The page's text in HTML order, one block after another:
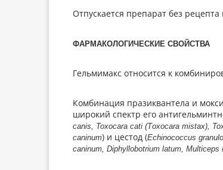
Отпускается препарат без
ФАРМАКОЛОГИЧЕСКИЕ СВОЙСТВА
Гельмимакс относится к
Комбинация празиквантела и
широкий спектр его
саnis, Toxocara cati (Тохосаra mistax),
caninum) и цестод (Echinococcus
caninum, Diphyllobotrium latum, Multiceps